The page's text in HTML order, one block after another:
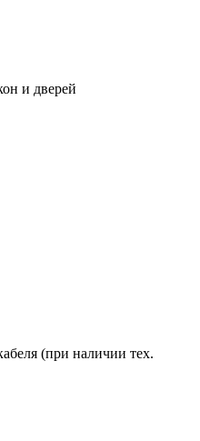
и дверей
(при наличии тех.